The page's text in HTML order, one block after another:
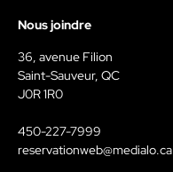
Nous joindre
36, avenue Filion
Saint-Sauveur, QC
J0R 1R0
450-227-7999
reservationweb@medialo.ca